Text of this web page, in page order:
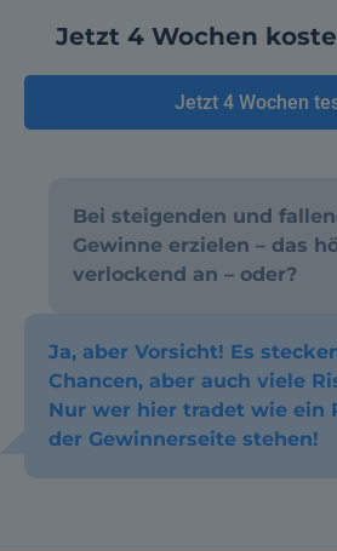
Jetzt 4 Wochen
Jetzt 4 Wochen
Bei steigenden und
Gewinne erzielen – das
verlockend an – oder?
Ja, aber Vorsicht! Es
Chancen, aber auch viele
Nur wer hier tradet wie ein
der Gewinnerseite stehen!